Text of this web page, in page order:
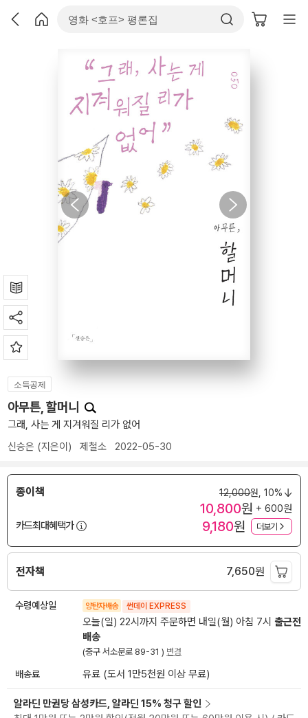
소득공제
아무튼, 할머니
그래, 사는 게 지겨워질 리가 없어
신승은 (지은이) 제철소 2022-05-30
종이책 12,000원, 10%
10,800원 + 600원
카드최대혜택가
9,180원 더보기
전자책 7,650원
수령예상일 양탄자배송 썬데이 EXPRESS
오늘(일) 22시까지 주문하면 내일(월) 아침 7시 출근전
배송
(중구 서소문로 89-31 ) 변경
배송료 유료 (도서 1만5천원 이상 무료)
알라딘 만권당 삼성카드, 알라딘 15% 청구 할인